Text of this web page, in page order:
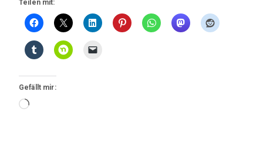
Teilen mit:
Gefällt mir:
Wird